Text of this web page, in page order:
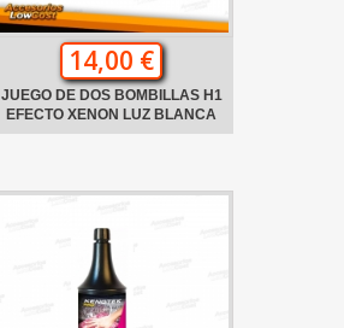
14,00 €
JUEGO DE DOS BOMBILLAS H1
EFECTO XENON LUZ BLANCA